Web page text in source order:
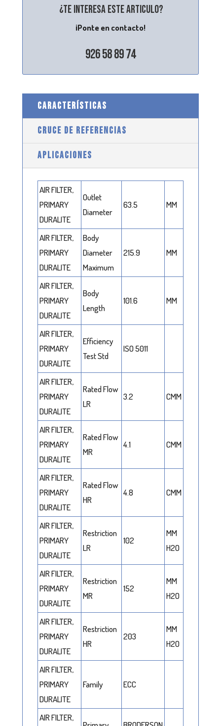
¿Te interesa este articulo?
¡Ponte en contacto!
926 58 89 74
CARACTERÍSTICAS
CRUCE DE REFERENCIAS
APLICACIONES
AIR FILTER,
PRIMARY
DURALITE
Outlet
Diameter
63.5 MM
AIR FILTER,
PRIMARY
DURALITE
Body
Diameter
Maximum
215.9 MM
AIR FILTER,
PRIMARY
DURALITE
Body
Length
101.6 MM
AIR FILTER,
PRIMARY
DURALITE
Efficiency
Test Std
ISO 5011
AIR FILTER,
PRIMARY
DURALITE
Rated Flow
LR
3.2 CMM
AIR FILTER,
PRIMARY
DURALITE
Rated Flow
MR
4.1 CMM
AIR FILTER,
PRIMARY
DURALITE
Rated Flow
HR
4.8 CMM
AIR FILTER,
PRIMARY
DURALITE
Restriction
LR
102
MM
H2O
AIR FILTER,
PRIMARY
DURALITE
Restriction
MR
152
MM
H2O
AIR FILTER,
PRIMARY
DURALITE
Restriction
HR
203
MM
H2O
AIR FILTER,
PRIMARY
DURALITE
Family ECC
AIR FILTER,